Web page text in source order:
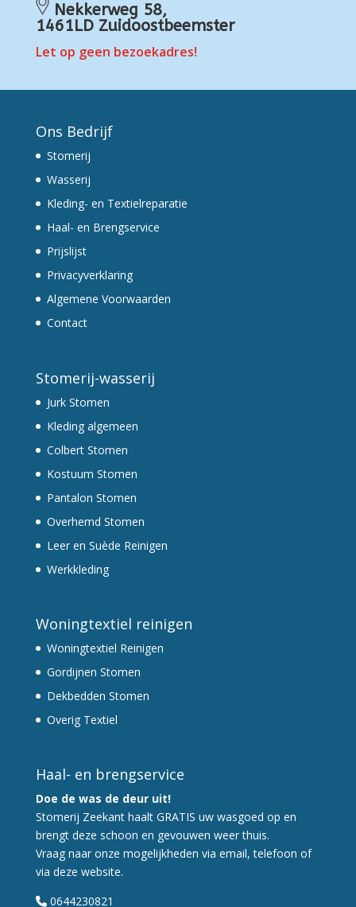
Nekkerweg 58,
1461LD Zuidoostbeemster
Let op geen bezoekadres!
Ons Bedrijf
Stomerij
Wasserij
Kleding- en Textielreparatie
Haal- en Brengservice
Prijslijst
Privacyverklaring
Algemene Voorwaarden
Contact
Stomerij-wasserij
Jurk Stomen
Kleding algemeen
Colbert Stomen
Kostuum Stomen
Pantalon Stomen
Overhemd Stomen
Leer en Suède Reinigen
Werkkleding
Woningtextiel reinigen
Woningtextiel Reinigen
Gordijnen Stomen
Dekbedden Stomen
Overig Textiel
Haal- en brengservice
Doe de was de deur uit!
Stomerij Zeekant haalt GRATIS uw wasgoed op en
brengt deze schoon en gevouwen weer thuis.
Vraag naar onze mogelijkheden via email, telefoon of
via deze website.
0644230821